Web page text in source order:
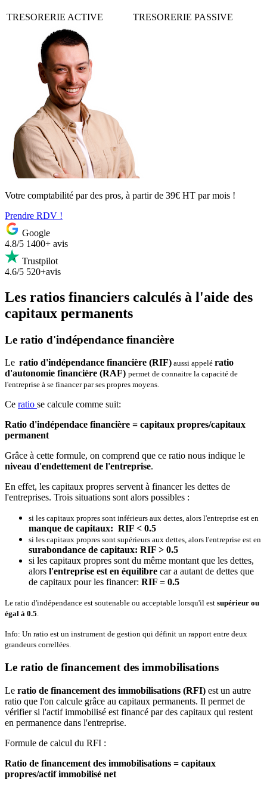
TRESORERIE ACTIVE TRESORERIE PASSIVE
Votre comptabilité par des pros, à partir de 39€ HT par mois !
Prendre RDV !
Google
4.8/5 1400+ avis
Trustpilot
4.6/5 520+avis
Les ratios financiers calculés à l'aide des
capitaux permanents
Le ratio d'indépendance financière
Le ratio d'indépendance financière (RIF) aussi appelé ratio
d'autonomie financière (RAF) permet de connaitre la capacité de
l'entreprise à se financer par ses propres moyens.
Ce ratio se calcule comme suit:
Ratio d'indépendace financière = capitaux propres/capitaux
permanent
Grâce à cette formule, on comprend que ce ratio nous indique le
niveau d'endettement de l'entreprise.
En effet, les capitaux propres servent à financer les dettes de
l'entreprises. Trois situations sont alors possibles :
si les capitaux propres sont inférieurs aux dettes, alors l'entreprise est en
manque de capitaux: RIF < 0.5
si les capitaux propres sont supérieurs aux dettes, alors l'entreprise est en
surabondance de capitaux: RIF > 0.5
si les capitaux propres sont du même montant que les dettes,
alors l'entreprise est en équilibre car a autant de dettes que
de capitaux pour les financer: RIF = 0.5
Le ratio d'indépendance est soutenable ou acceptable lorsqu'il est supérieur ou
égal à 0.5.
Info: Un ratio est un instrument de gestion qui définit un rapport entre deux
grandeurs correllées.
Le ratio de financement des immobilisations
Le ratio de financement des immobilisations (RFI) est un autre
ratio que l'on calcule grâce au capitaux permanents. Il permet de
vérifier si l'actif immobilisé est financé par des capitaux qui restent
en permanence dans l'entreprise.
Formule de calcul du RFI :
Ratio de financement des immobilisations = capitaux
propres/actif immobilisé net